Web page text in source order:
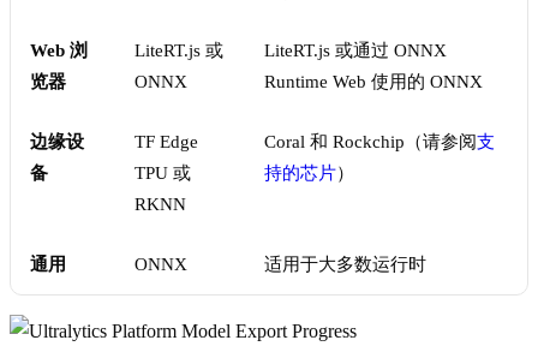
Web 浏
览器
LiteRT.js 或
ONNX
LiteRT.js 或通过 ONNX
Runtime Web 使用的 ONNX
边缘设
备
TF Edge
TPU 或
RKNN
Coral 和 Rockchip（请参阅支
持的芯片）
通用 ONNX 适用于大多数运行时